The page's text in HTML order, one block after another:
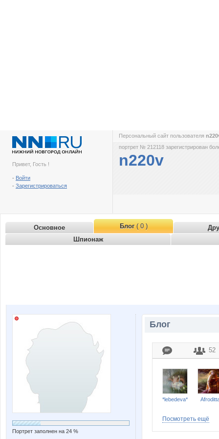
Привет, Гость !
- Войти
- Зарегистрироваться
Персональный сайт пользователя
портрет № 212118 зарегистрирован
n220v
Основное Блог( 0 )
Шпионаж
Портрет заполнен на 24 %
Блог
52
*lebedeva*
Посмотреть ещё